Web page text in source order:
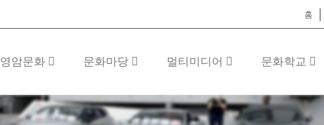
홈
영암문화 문화마당 멀티미디어 문화학교